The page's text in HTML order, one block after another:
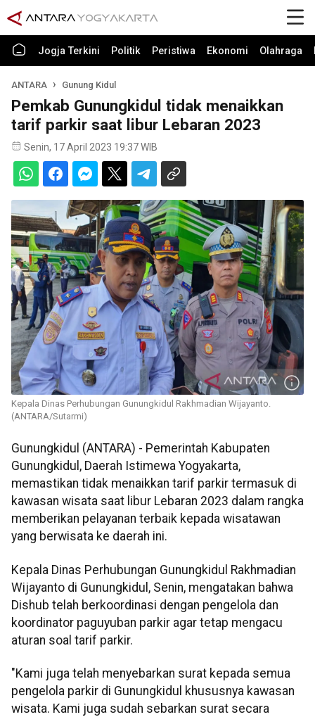
Jogja Terkini Politik Peristiwa Ekonomi Olahraga
ANTARA Gunung Kidul
Pemkab Gunungkidul tidak menaikkan
tarif parkir saat libur Lebaran 2023
Senin, 17 April 2023 19:37 WIB
Kepala Dinas Perhubungan Gunungkidul Rakhmadian Wijayanto.
(ANTARA/Sutarmi)
Gunungkidul (ANTARA) - Pemerintah Kabupaten
Gunungkidul, Daerah Istimewa Yogyakarta,
memastikan tidak menaikkan tarif parkir termasuk di
kawasan wisata saat libur Lebaran 2023 dalam rangka
memberikan pelayanan terbaik kepada wisatawan
yang berwisata ke daerah ini.
Kepala Dinas Perhubungan Gunungkidul Rakhmadian
Wijayanto di Gunungkidul, Senin, mengatakan bahwa
Dishub telah berkoordinasi dengan pengelola dan
koordinator paguyuban parkir agar tetap mengacu
aturan soal tarif parkir.
"Kami juga telah menyebarkan surat kepada semua
pengelola parkir di Gunungkidul khususnya kawasan
wisata. Kami juga sudah sebarkan surat secara